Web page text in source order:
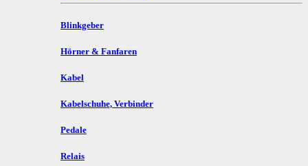
Blinkgeber
Hörner & Fanfaren
Kabel
Kabelschuhe, Verbinder
Pedale
Relais